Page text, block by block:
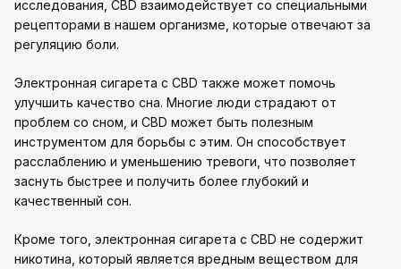
исследования, CBD взаимодействует со специальными
рецепторами в нашем организме, которые отвечают за
регуляцию боли.
Электронная сигарета с CBD также может помочь
улучшить качество сна. Многие люди страдают от
проблем со сном, и CBD может быть полезным
инструментом для борьбы с этим. Он способствует
расслаблению и уменьшению тревоги, что позволяет
заснуть быстрее и получить более глубокий и
качественный сон.
Кроме того, электронная сигарета с CBD не содержит
никотина, который является вредным веществом для